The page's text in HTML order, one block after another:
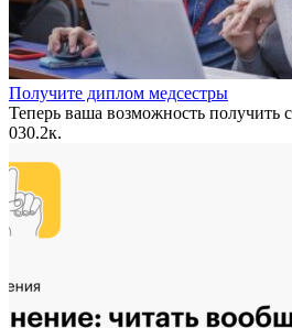
Получите диплом медсестры
Теперь ваша возможность получить
030.2к.